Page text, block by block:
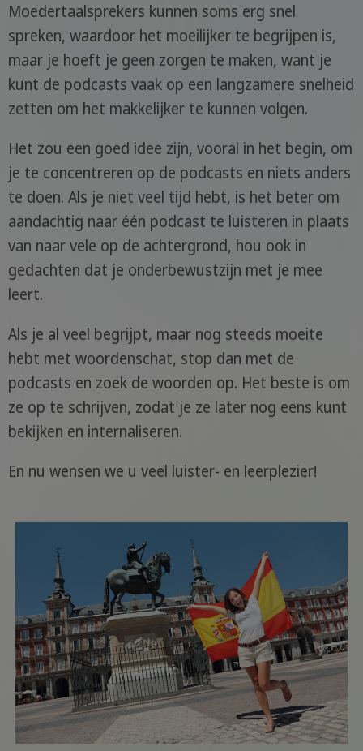
Moedertaalsprekers kunnen soms erg snel
spreken, waardoor het moeilijker te begrijpen is,
maar je hoeft je geen zorgen te maken, want je
kunt de podcasts vaak op een langzamere snelheid
zetten om het makkelijker te kunnen volgen.
Het zou een goed idee zijn, vooral in het begin, om
je te concentreren op de podcasts en niets anders
te doen. Als je niet veel tijd hebt, is het beter om
aandachtig naar één podcast te luisteren in plaats
van naar vele op de achtergrond, hou ook in
gedachten dat je onderbewustzijn met je mee
leert.
Als je al veel begrijpt, maar nog steeds moeite
hebt met woordenschat, stop dan met de
podcasts en zoek de woorden op. Het beste is om
ze op te schrijven, zodat je ze later nog eens kunt
bekijken en internaliseren.
En nu wensen we u veel luister- en leerplezier!